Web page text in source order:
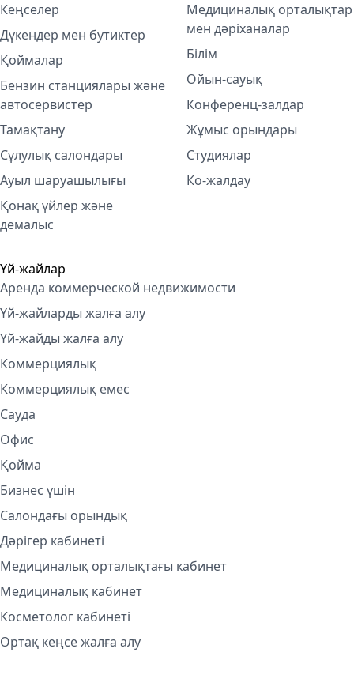
Кеңселер
Дүкендер мен бутиктер
Қоймалар
Бензин станциялары және
автосервистер
Тамақтану
Сұлулық салондары
Ауыл шаруашылығы
Қонақ үйлер және
демалыс
Медициналық орталықтар
мен дәріханалар
Білім
Ойын-сауық
Конференц-залдар
Жұмыс орындары
Студиялар
Ко-жалдау
Үй-жайлар
Аренда коммерческой недвижимости
Үй-жайларды жалға алу
Үй-жайды жалға алу
Коммерциялық
Коммерциялық емес
Сауда
Офис
Қойма
Бизнес үшін
Салондағы орындық
Дәрігер кабинеті
Медициналық орталықтағы кабинет
Медициналық кабинет
Косметолог кабинетi
Ортақ кеңсе жалға алу